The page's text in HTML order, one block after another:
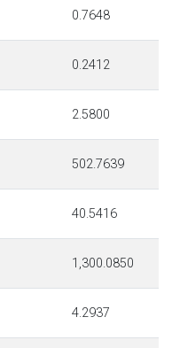
0.7648
0.2412
2.5800
502.7639
40.5416
1,300.0850
4.2937